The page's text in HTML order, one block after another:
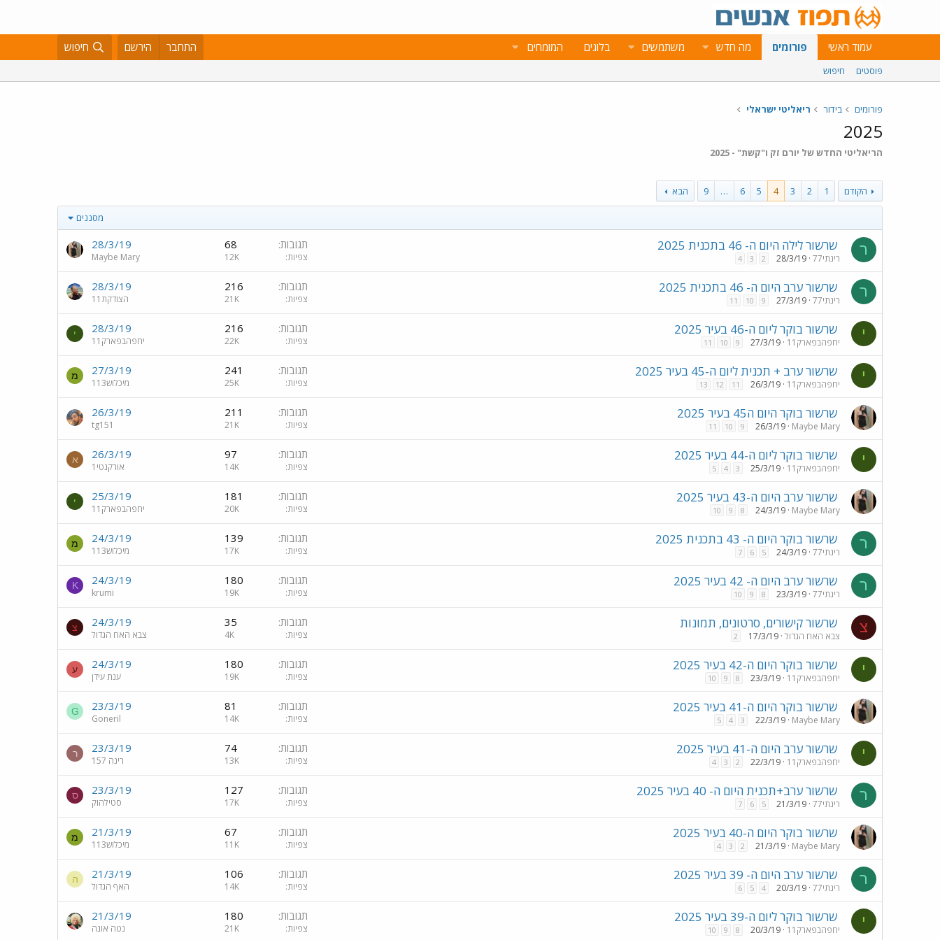
עמוד ראשי פורומים מה חדש משתמשים בלוגים המומחים התחבר הירשם חיפוש
פוסטים חיפוש
פורומים בידור ריאליטי ישראלי
2025
הריאליטי החדש של יורם זק ו"קשת" - 2025
הקודם 1
2
3
4
5
6
…
9 הבא
מסננים
ר שרשור לילה היום ה- 46 בתכנית 2025
רינתי77 28/3/19
2
3
4
תגובות 68
צפיות 12K
28/3/19
Maybe Mary
ר שרשור ערב היום ה- 46 בתכנית 2025
רינתי77 27/3/19
9
10
11
תגובות 216
צפיות 21K
28/3/19
הצודקת11
י שרשור בוקר ליום ה-46 בעיר 2025
יחפהבפארק11 27/3/19
9
10
11
תגובות 216
צפיות 22K
28/3/19
יחפהבפארק11
י
י שרשור ערב + תכנית ליום ה-45 בעיר 2025
יחפהבפארק11 26/3/19
11
12
13
תגובות 241
צפיות 25K
27/3/19
מיכלוש113
מ
שרשור בוקר היום ה45 בעיר 2025
Maybe Mary
26/3/19
9
10
11
תגובות 211
צפיות 21K
26/3/19
tg151
י שרשור בוקר ליום ה-44 בעיר 2025
יחפהבפארק11 25/3/19
3
4
5
תגובות 97
צפיות 14K
26/3/19
אורקנטי1
א
שרשור ערב היום ה-43 בעיר 2025
Maybe Mary
24/3/19
8
9
10
תגובות 181
צפיות 20K
25/3/19
יחפהבפארק11
י
ר שרשור בוקר היום ה- 43 בתכנית 2025
רינתי77 24/3/19
5
6
7
תגובות 139
צפיות 17K
24/3/19
מיכלוש113
מ
ר שרשור ערב היום ה- 42 בעיר 2025
רינתי77 23/3/19
8
9
10
תגובות 180
צפיות 19K
24/3/19
krumi
K
צ שרשור קישורים, סרטונים, תמונות
צבא האח הגדול 17/3/19
2
תגובות 35
צפיות 4K
24/3/19
צבא האח הגדול
צ
י שרשור בוקר היום ה-42 בעיר 2025
יחפהבפארק11 23/3/19
8
9
10
תגובות 180
צפיות 19K
24/3/19
ענת עידן
ע
שרשור בוקר היום ה-41 בעיר 2025
Maybe Mary
22/3/19
3
4
5
תגובות 81
צפיות 14K
23/3/19
Goneril
G
י שרשור ערב היום ה-41 בעיר 2025
יחפהבפארק11 22/3/19
2
3
4
תגובות 74
צפיות 13K
23/3/19
רינה 157
ר
ר שרשור ערב+תכנית היום ה- 40 בעיר 2025
רינתי77 21/3/19
5
6
7
תגובות 127
צפיות 17K
23/3/19
סטילהוק
ס
שרשור בוקר היום ה-40 בעיר 2025
Maybe Mary
21/3/19
2
3
4
תגובות 67
צפיות 11K
21/3/19
מיכלוש113
מ
ר שרשור ערב היום ה- 39 בעיר 2025
רינתי77 20/3/19
4
5
6
תגובות 106
צפיות 14K
21/3/19
האף הגדול
ה
י שרשור בוקר ליום ה-39 בעיר 2025
יחפהבפארק11 20/3/19
8
9
10
תגובות 180
צפיות 21K
21/3/19
נטה אונה